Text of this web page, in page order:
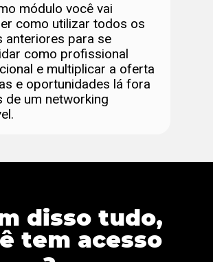
módulo você vai
como utilizar todos os
anteriores para se
como profissional
e multiplicar a oferta
e oportunidades lá fora
de um networking
disso tudo,
tem acesso